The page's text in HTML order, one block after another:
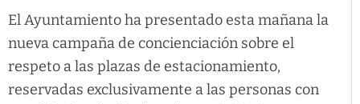
El Ayuntamiento ha presentado esta mañana la
nueva campaña de concienciación sobre el
respeto a las plazas de estacionamiento,
reservadas exclusivamente a las personas con